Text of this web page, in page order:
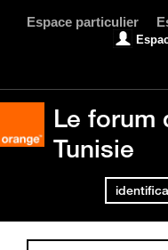
Espace particulier
Le forum
Tunisie